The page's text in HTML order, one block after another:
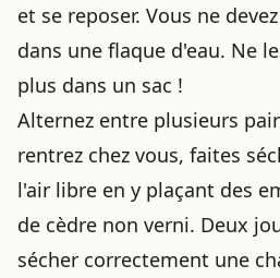
et se reposer. Vous ne
dans une flaque d'eau. Ne
plus dans un sac !
Alternez entre plusieurs
rentrez chez vous, faites
l'air libre en y plaçant des
de cèdre non verni. Deux
sécher correctement une